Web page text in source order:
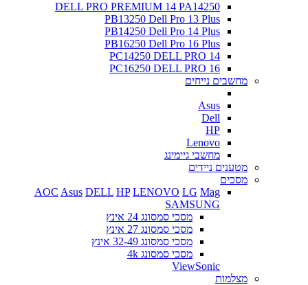
DELL PRO PREMIUM 14 PA14250
PB13250 Dell Pro 13 Plus
PB14250 Dell Pro 14 Plus
PB16250 Dell Pro 16 Plus
PC14250 DELL PRO 14
PC16250 DELL PRO 16
מחשבים נייחים
Asus
Dell
HP
Lenovo
מחשבי גיימינג
מטענים ניידים
מסכים
AOC Asus DELL HP LENOVO LG Mag
SAMSUNG
מסכי סמסונג 24 אינץ
מסכי סמסונג 27 אינץ
מסכי סמסונג 32-49 אינץ
מסכי סמסונג 4k
ViewSonic
מצלמות